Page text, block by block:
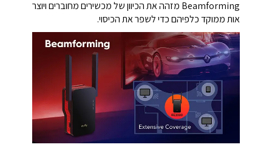
Beamforming מזהה את הכיוון של מכשירים מחוברים ויוצר
אות ממוקד כלפיהם כדי לשפר את הכיסוי.